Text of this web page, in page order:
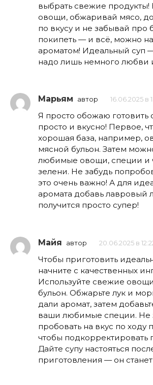
выбрать свежие продукты!
овощи, обжаривай мясо,
по вкусу и не забывай про
покипеть — и всё, можно
ароматом! Идеальный суп
надо лишь немного любви
Марьям автор 16.06.2025 в
Я просто обожаю готовить
просто и вкусно! Первое,
хорошая база, например,
мясной бульон. Затем
любимые овощи, специи и
зелени. Не забудь
это очень важно! А для
аромата добавь лавровый
получится просто супер!
Майя автор 20.06.2025 в
Чтобы приготовить
начните с качественных
Используйте свежие
бульон. Обжарьте лук и
дали аромат, затем
ваши любимые специи. Не
пробовать на вкус по ходу
чтобы подкорректировать
Дайте супу настояться
приготовления — он